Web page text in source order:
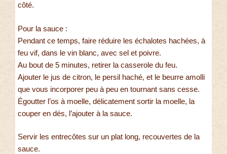
côté.
Pour la sauce :
Pendant ce temps, faire réduire les échalotes hachées, à
feu vif, dans le vin blanc, avec sel et poivre.
Au bout de 5 minutes, retirer la casserole du feu.
Ajouter le jus de citron, le persil haché, et le beurre amolli
que vous incorporer peu à peu en tournant sans cesse.
Égoutter l’os à moelle, délicatement sortir la moelle, la
couper en dés, l’ajouter à la sauce.
Servir les entrecôtes sur un plat long, recouvertes de la
sauce.